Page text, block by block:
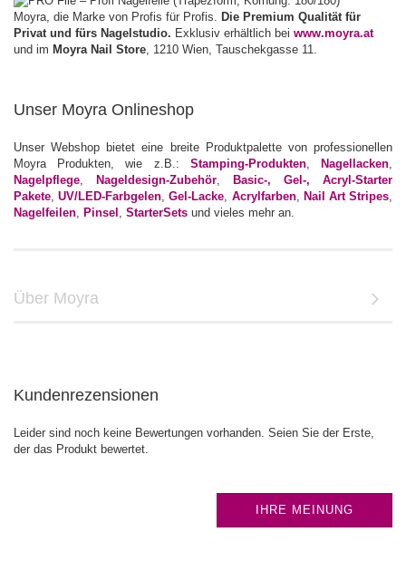
Moyra, die Marke von Profis für Profis. Die Premium Qualität für
Privat und fürs Nagelstudio. Exklusiv erhältlich bei www.moyra.at
und im Moyra Nail Store , 1210 Wien, Tauschekgasse 11.
Unser Moyra Onlineshop
Unser Webshop bietet eine breite Produktpalette von professionellen
Moyra Produkten, wie z.B.: Stamping-Produkten, Nagellacken
Nagelpflege
Nageldesign-Zubehör
Basic-, Gel-, Acryl-Starter
Pakete ,UV/LED-Farbgelen ,Gel-Lacke Acrylfarben, Nail Art Stripes
Nagelfeilen Pinsel StarterSets und vieles mehr an.
Über Moyra
Kundenrezensionen
Leider sind noch keine Bewertungen vorhanden. Seien Sie der Erste,
der das Produkt bewertet.
IHRE MEINUNG